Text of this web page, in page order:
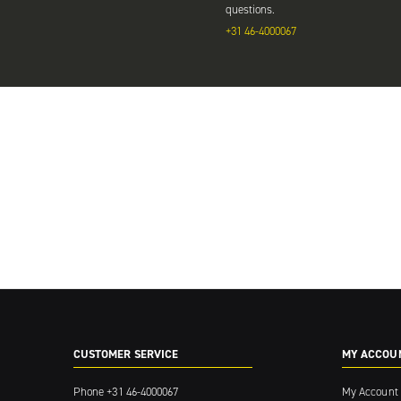
questions.
+31 46-4000067
CUSTOMER SERVICE
Phone+31 46-4000067
MY
My Account